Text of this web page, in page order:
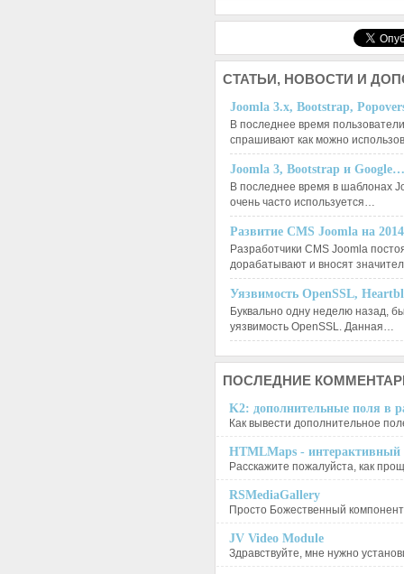
СТАТЬИ, НОВОСТИ И
Joomla 3.x, Bootstrap,
В последнее время
спрашивают как можно
Joomla 3, Bootstrap и Google…
В последнее время в шаблонах
очень часто используется…
Развитие CMS Joomla на
Разработчики CMS Joomla
дорабатывают и вносят
Уязвимость OpenSSL,
Буквально одну неделю назад,
уязвимость OpenSSL. Данная…
ПОСЛЕДНИЕ
K2: дополнительные поля в
Как вывести дополнительное
HTMLMaps - интерактивный
Расскажите пожалуйста, как
RSMediaGallery
Просто Божественный
JV Video Module
Здравствуйте, мне нужно